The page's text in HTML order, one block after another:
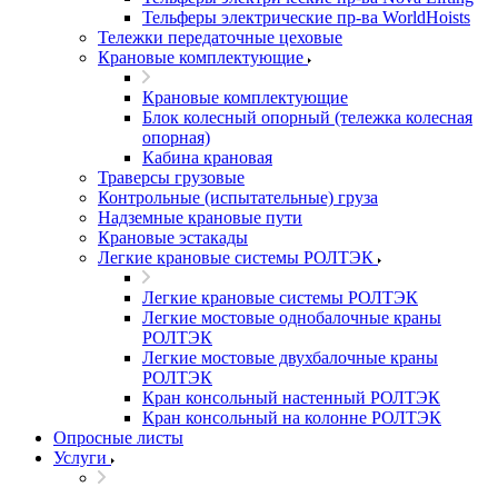
Тельферы электрические пр-ва WorldHoists
Тележки передаточные цеховые
Крановые комплектующие
Крановые комплектующие
Блок колесный опорный (тележка колесная
опорная)
Кабина крановая
Траверсы грузовые
Контрольные (испытательные) груза
Надземные крановые пути
Крановые эстакады
Легкие крановые системы РОЛТЭК
Легкие крановые системы РОЛТЭК
Легкие мостовые однобалочные краны
РОЛТЭК
Легкие мостовые двухбалочные краны
РОЛТЭК
Кран консольный настенный РОЛТЭК
Кран консольный на колонне РОЛТЭК
Опросные листы
Услуги